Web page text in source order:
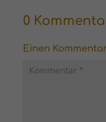
Erschöpfung
0
Einen